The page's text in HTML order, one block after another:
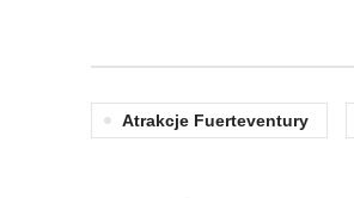
Atrakcje Fuerteventury